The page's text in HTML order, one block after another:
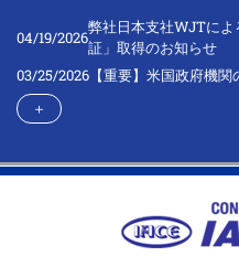
04/19/2026
弊社日本支社WJTに
証」取得のお知らせ
03/25/2026 【重要】米国政府機
＋